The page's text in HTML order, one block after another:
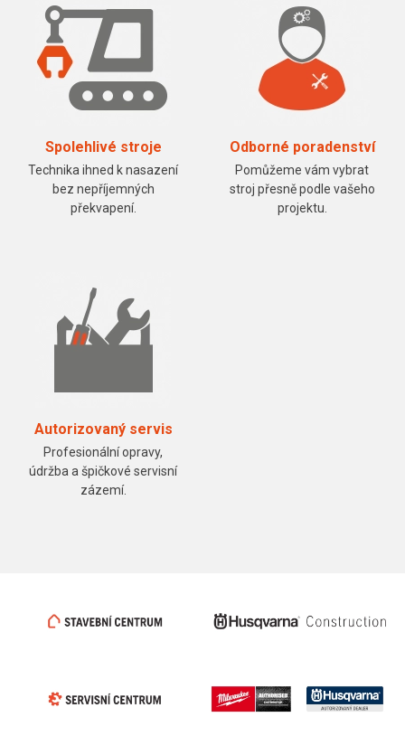
Spolehlivé stroje
Technika ihned k nasazení
bez nepříjemných
překvapení.
Odborné poradenství
Pomůžeme vám vybrat
stroj přesně podle vašeho
projektu.
Autorizovaný servis
Profesionální opravy,
údržba a špičkové servisní
zázemí.